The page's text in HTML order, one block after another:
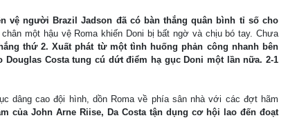
vệ người Brazil Jadson đã có bàn thắng quân bình tỉ số cho
một hậu vệ Roma khiến Doni bị bất ngờ và chịu bó tay. Chưa
thứ 2. Xuất phát từ một tình huống phản công nhanh bên
Costa tung cú dứt điểm hạ gục Doni một lần nữa. 2-1
dâng cao đội hình, dồn Roma về phía sân nhà với các đợt hãm
của John Arne Riise, Da Costa tận dụng cơ hội lao đến đoạt